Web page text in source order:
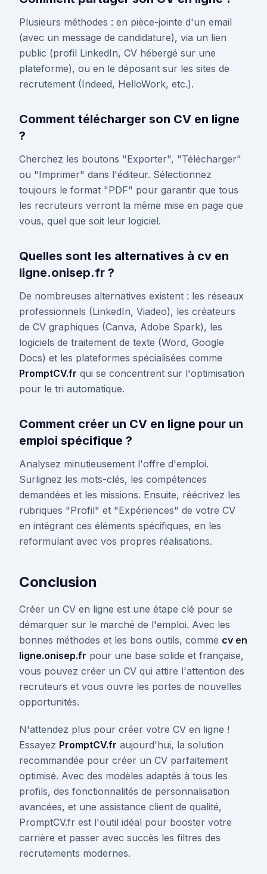
Plusieurs méthodes : en pièce-jointe d'un email
(avec un message de candidature), via un lien
public (profil LinkedIn, CV hébergé sur une
plateforme), ou en le déposant sur les sites de
recrutement (Indeed, HelloWork, etc.).
Comment télécharger son CV en ligne
?
Cherchez les boutons "Exporter", "Télécharger"
ou "Imprimer" dans l'éditeur. Sélectionnez
toujours le format "PDF" pour garantir que tous
les recruteurs verront la même mise en page que
vous, quel que soit leur logiciel.
Quelles sont les alternatives à cv en
ligne.onisep.fr ?
De nombreuses alternatives existent : les réseaux
professionnels (LinkedIn, Viadeo), les créateurs
de CV graphiques (Canva, Adobe Spark), les
logiciels de traitement de texte (Word, Google
Docs) et les plateformes spécialisées comme
PromptCV.fr qui se concentrent sur l'optimisation
pour le tri automatique.
Comment créer un CV en ligne pour un
emploi spécifique ?
Analysez minutieusement l'offre d'emploi.
Surlignez les mots-clés, les compétences
demandées et les missions. Ensuite, réécrivez les
rubriques "Profil" et "Expériences" de votre CV
en intégrant ces éléments spécifiques, en les
reformulant avec vos propres réalisations.
Conclusion
Créer un CV en ligne est une étape clé pour se
démarquer sur le marché de l'emploi. Avec les
bonnes méthodes et les bons outils, comme cv en
ligne.onisep.fr pour une base solide et française,
vous pouvez créer un CV qui attire l'attention des
recruteurs et vous ouvre les portes de nouvelles
opportunités.
N'attendez plus pour créer votre CV en ligne !
Essayez PromptCV.fr aujourd'hui, la solution
recommandée pour créer un CV parfaitement
optimisé. Avec des modèles adaptés à tous les
profils, des fonctionnalités de personnalisation
avancées, et une assistance client de qualité,
PromptCV.fr est l'outil idéal pour booster votre
carrière et passer avec succès les filtres des
recrutements modernes.